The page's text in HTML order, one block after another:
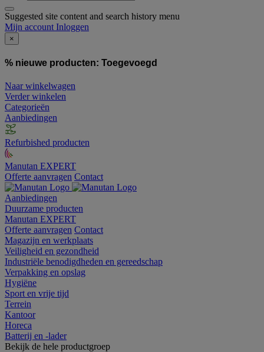
Suggested site content and search history menu
Mijn account Inloggen
×
% nieuwe producten: Toegevoegd
Naar winkelwagen
Verder winkelen
Categorieën
Aanbiedingen
Refurbished producten
Manutan EXPERT
Offerte aanvragen Contact
Aanbiedingen
Duurzame producten
Manutan EXPERT
Offerte aanvragen Contact
Magazijn en werkplaats
Veiligheid en gezondheid
Industriële benodigdheden en gereedschap
Verpakking en opslag
Hygiëne
Sport en vrije tijd
Terrein
Kantoor
Horeca
Batterij en -lader
Bekijk de hele productgroep